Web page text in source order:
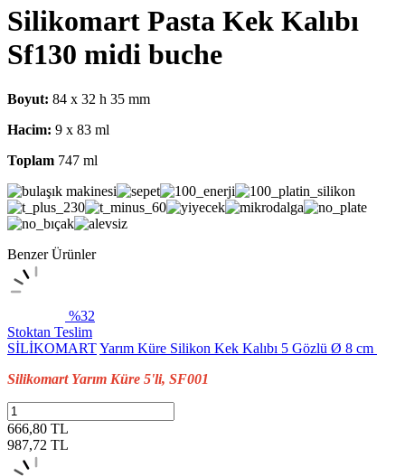
Silikomart Pasta Kek Kalıbı
Sf130 midi buche
Boyut: 84 x 32 h 35 mm
Hacim: 9 x 83 ml
Toplam 747 ml
Benzer Ürünler
%32
Stoktan Teslim
SİLİKOMARTYarım Küre Silikon Kek Kalıbı 5 Gözlü Ø 8 cm
Silikomart Yarım Küre 5'li, SF001
666,80 TL
987,72 TL